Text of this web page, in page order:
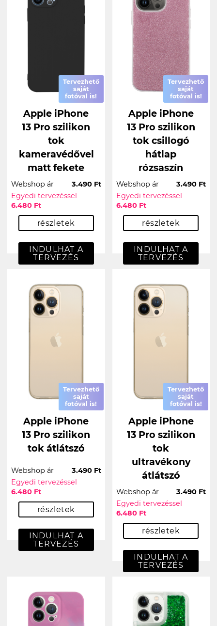
Tervezhető
saját
fotóval is!
Apple iPhone
13 Pro szilikon
tok
kameravédővel
matt fekete
Webshop ár
3.490 Ft
Egyedi tervezéssel
6.480 Ft
részletek
INDULHAT A
TERVEZÉS
Tervezhető
saját
fotóval is!
Apple iPhone
13 Pro szilikon
tok csillogó
hátlap
rózsaszín
Webshop ár
3.490 Ft
Egyedi tervezéssel
6.480 Ft
részletek
INDULHAT A
TERVEZÉS
Tervezhető
saját
fotóval is!
Apple iPhone
13 Pro szilikon
tok átlátszó
Webshop ár
3.490 Ft
Egyedi tervezéssel
6.480 Ft
részletek
INDULHAT A
TERVEZÉS
Tervezhető
saját
fotóval is!
Apple iPhone
13 Pro szilikon
tok
ultravékony
átlátszó
Webshop ár
3.490 Ft
Egyedi tervezéssel
6.480 Ft
részletek
INDULHAT A
TERVEZÉS